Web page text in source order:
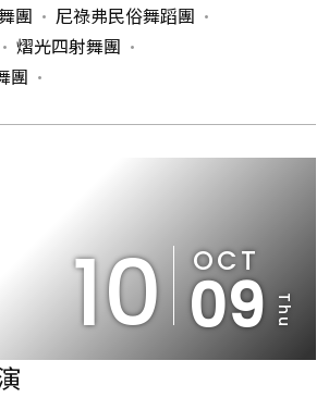
團
尼祿弗民俗舞蹈團
熠光四射舞團
團
10 OCT
09 Thu